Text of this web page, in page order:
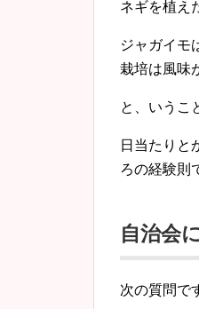
ネギを植え
ジャガイモ
栽培は風味
と、いうこ
日当たりと
ろの経験則
自治会
次の質問で